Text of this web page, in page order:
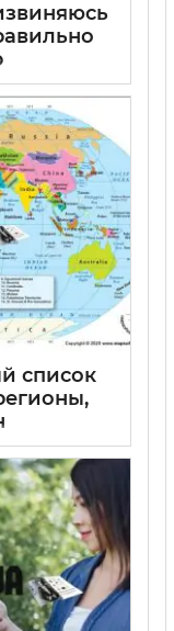
список